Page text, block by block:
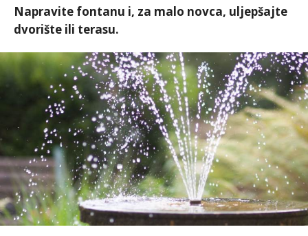
Napravite fontanu i, za malo novca, uljepšajte
dvorište ili terasu.